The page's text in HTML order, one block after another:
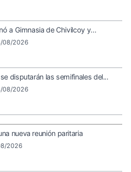
a Gimnasia de Chivilcoy y...
08/2026
disputarán las semifinales del...
08/2026
nueva reunión paritaria
2026